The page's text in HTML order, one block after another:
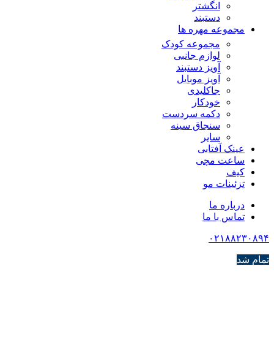
انگشتر
دستبند
مجموعه مهره ها
مجموعه کودک
لوازم جانبی
آویز دستبند
آویز موبایل
جاکلیدی
خودکار
دکمه سردست
سنجاق سینه
سایر
عینک آفتابی
ساعت مچی
کیف
تزئینات مو
درباره ما
تماس با ما
۰۲۱۸۸۲۳۰۸۹۴
تمام شد